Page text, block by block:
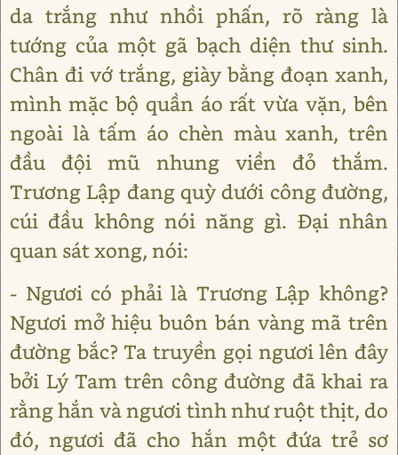
da trắng như nhồi phấn, rõ ràng là
tướng của một gã bạch diện thư sinh.
Chân đi vớ trắng, giày bằng đoạn xanh,
mình mặc bộ quần áo rất vừa vặn, bên
ngoài là tấm áo chèn màu xanh, trên
đầu đội mũ nhung viền đỏ thắm.
Trương Lập đang quỳ dưới công đường,
cúi đầu không nói năng gì. Đại nhân
quan sát xong, nói:
- Ngươi có phải là Trương Lập không?
Ngươi mở hiệu buôn bán vàng mã trên
đường bắc? Ta truyền gọi ngươi lên đây
bởi Lý Tam trên công đường đã khai ra
rằng hắn và ngươi tình như ruột thịt, do
đó, ngươi đã cho hắn một đứa trẻ sơ